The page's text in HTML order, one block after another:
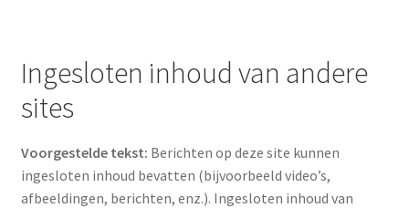
Ingesloten inhoud van andere
sites
Voorgestelde tekst: Berichten op deze site kunnen
ingesloten inhoud bevatten (bijvoorbeeld video’s,
afbeeldingen, berichten, enz.). Ingesloten inhoud van